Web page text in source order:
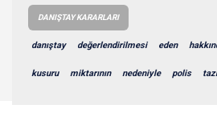
DANIŞTAY KARARLARI
danıştay değerlendirilmesi eden
kusuru miktarının nedeniyle polis